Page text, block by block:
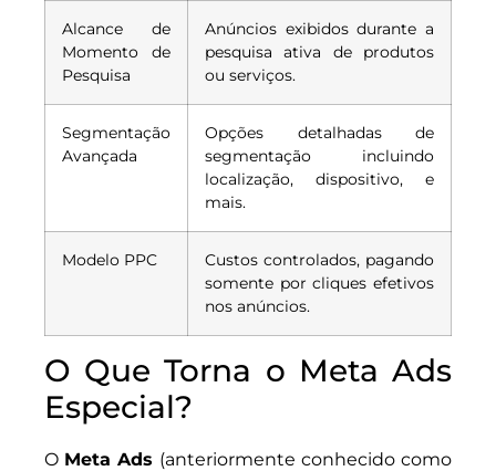
Alcance de
Momento de
Pesquisa
Anúncios exibidos durante a
pesquisa ativa de produtos
ou serviços.
Segmentação
Avançada
Opções detalhadas de
segmentação incluindo
localização, dispositivo, e
mais.
Modelo PPC
Custos controlados, pagando
somente por cliques efetivos
nos anúncios.
O Que Torna o Meta Ads
Especial?
O Meta Ads (anteriormente conhecido como